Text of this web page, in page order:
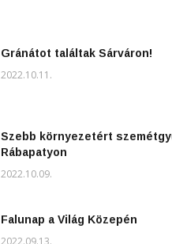
Gránátot találtak Sárváron!
2022.10.11.
Szebb környezetért
Rábapatyon
2022.10.09.
Falunap a Világ Közepén